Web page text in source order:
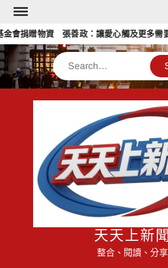
Skip
content
會捐贈物資 張善政：讓愛心觸及更多需要
Search
天天上新聞
整合、閱讀、分享